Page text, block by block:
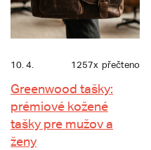
10. 4. 1257x přečteno
Greenwood tašky:
prémiové kožené
tašky pre mužov a
ženy